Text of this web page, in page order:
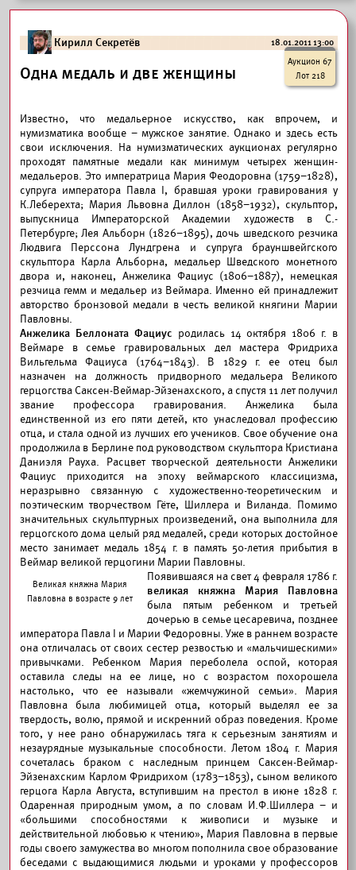
Кирилл Секретёв
18.01.2011 13:00
Аукцион 67
Лот 218
Одна медаль и две женщины
Известно, что медальерное искусство, как впрочем, и
нумизматика вообще – мужское занятие. Однако и здесь есть
свои исключения. На нумизматических аукционах регулярно
проходят памятные медали как минимум четырех женщин-
медальеров. Это императрица Мария Феодоровна (1759–1828),
супруга императора Павла I, бравшая уроки гравирования у
К.Леберехта; Мария Львовна Диллон (1858–1932), скульптор,
выпускница Императорской Академии художеств в С.-
Петербурге; Лея Альборн (1826–1895), дочь шведского резчика
Людвига Перссона Лундгрена и супруга брауншвейгского
скульптора Карла Альборна, медальер Шведского монетного
двора и, наконец, Анжелика Фациус (1806–1887), немецкая
резчица гемм и медальер из Веймара. Именно ей принадлежит
авторство бронзовой медали в честь великой княгини Марии
Павловны.
Анжелика Беллоната Фациус родилась 14 октября 1806 г. в
Веймаре в семье гравировальных дел мастера Фридриха
Вильгельма Фациуса (1764–1843). В 1829 г. ее отец был
назначен на должность придворного медальера Великого
герцогства Саксен-Веймар-Эйзенахского, а спустя 11 лет получил
звание профессора гравирования. Анжелика была
единственной из его пяти детей, кто унаследовал профессию
отца, и стала одной из лучших его учеников. Свое обучение она
продолжила в Берлине под руководством скульптора Кристиана
Даниэля Рауха. Расцвет творческой деятельности Анжелики
Фациус приходится на эпоху веймарского классицизма,
неразрывно связанную с художественно-теоретическим и
поэтическим творчеством Гёте, Шиллера и Виланда. Помимо
значительных скульптурных произведений, она выполнила для
герцогского дома целый ряд медалей, среди которых достойное
место занимает медаль 1854 г. в память 50-летия прибытия в
Веймар великой герцогини Марии Павловны.
Великая княжна Мария
Павловна в возрасте 9 лет
Появившаяся на свет 4 февраля 1786 г.
великая княжна Мария Павловна
была пятым ребенком и третьей
дочерью в семье цесаревича, позднее
императора Павла I и Марии Федоровны. Уже в раннем возрасте
она отличалась от своих сестер резвостью и «мальчишескими»
привычками. Ребенком Мария переболела оспой, которая
оставила следы на ее лице, но с возрастом похорошела
настолько, что ее называли «жемчужиной семьи». Мария
Павловна была любимицей отца, который выделял ее за
твердость, волю, прямой и искренний образ поведения. Кроме
того, у нее рано обнаружилась тяга к серьезным занятиям и
незаурядные музыкальные способности. Летом 1804 г. Мария
сочеталась браком с наследным принцем Саксен-Веймар-
Эйзенахским Карлом Фридрихом (1783–1853), сыном великого
герцога Карла Августа, вступившим на престол в июне 1828 г.
Одаренная природным умом, а по словам И.Ф.Шиллера – и
«большими способностями к живописи и музыке и
действительной любовью к чтению», Мария Павловна в первые
годы своего замужества во многом пополнила свое образование
беседами с выдающимися людьми и уроками у профессоров